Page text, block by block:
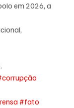
em 2026, a
#fato